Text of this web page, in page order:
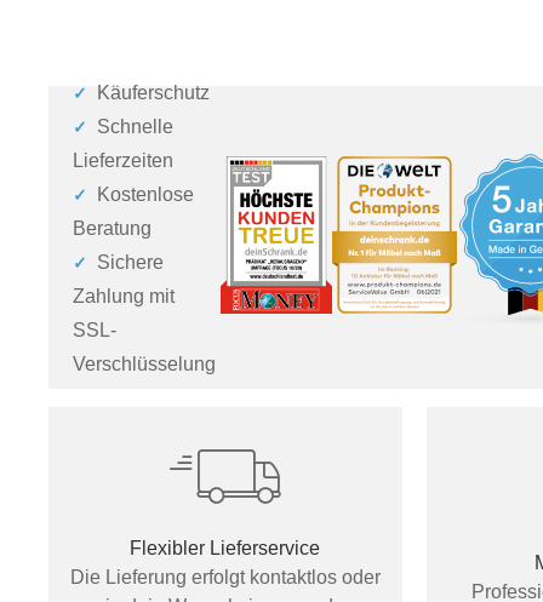
Käuferschutz
Schnelle
Lieferzeiten
Kostenlose
Beratung
Sichere
Zahlung mit
SSL-
Verschlüsselung
Flexibler Lieferservice
Die Lieferung erfolgt kontaktlos oder